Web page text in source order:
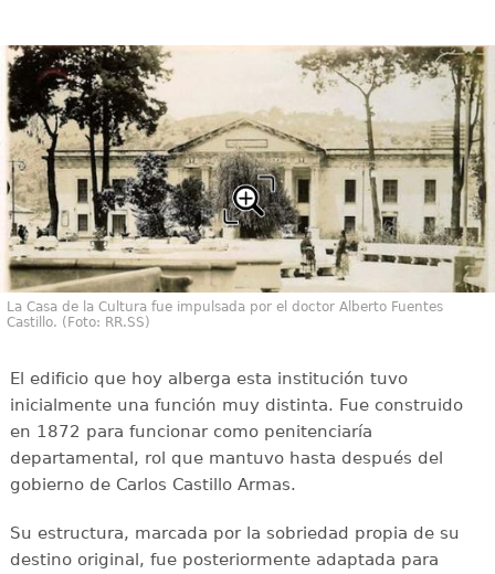
La Casa de la Cultura fue impulsada por el doctor Alberto Fuentes
Castillo. (Foto: RR.SS)
El edificio que hoy alberga esta institución tuvo
inicialmente una función muy distinta. Fue construido
en 1872 para funcionar como penitenciaría
departamental, rol que mantuvo hasta después del
gobierno de Carlos Castillo Armas.
Su estructura, marcada por la sobriedad propia de su
destino original, fue posteriormente adaptada para